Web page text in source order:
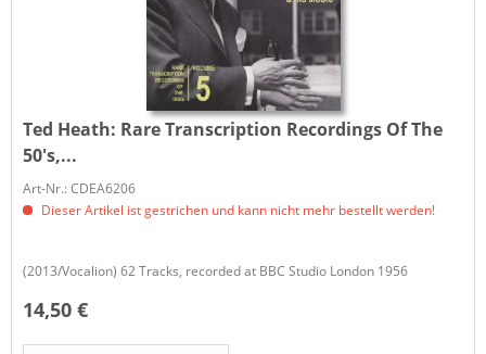
Ted Heath: Rare Transcription Recordings Of The
50's,...
Art-Nr.: CDEA6206
Dieser Artikel ist gestrichen und kann nicht mehr bestellt werden!
(2013/Vocalion) 62 Tracks, recorded at BBC Studio London 1956
14,50 €